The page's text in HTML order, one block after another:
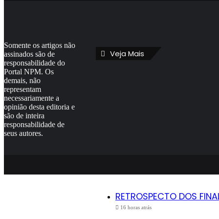
Veja Mais
RETROSPECTO DOS
16 horas atrás
Somente os artigos não
assinados são de
responsabilidade do
Portal NPM. Os
demais, não
representam
necessariamente a
opinião desta editoria e
são de inteira
responsabilidade de
seus autores.